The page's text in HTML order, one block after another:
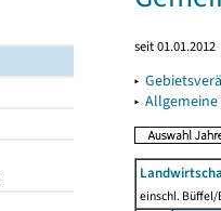
seit 01.01.2012
▸
▸
einschl. Büffel/